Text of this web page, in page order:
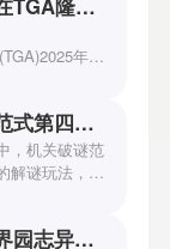
《古墓丽影》在TGA隆重确认新作将来袭！
年度
丽影系列公
非常期待！
将于2027年登
平台！有兴
守鲶鱼网！
原神机关破谜范式第四关通关方法
，机关破谜范
解谜玩法，其
到困难的地
关方法，助
明日方舟岁的界园志异攻略